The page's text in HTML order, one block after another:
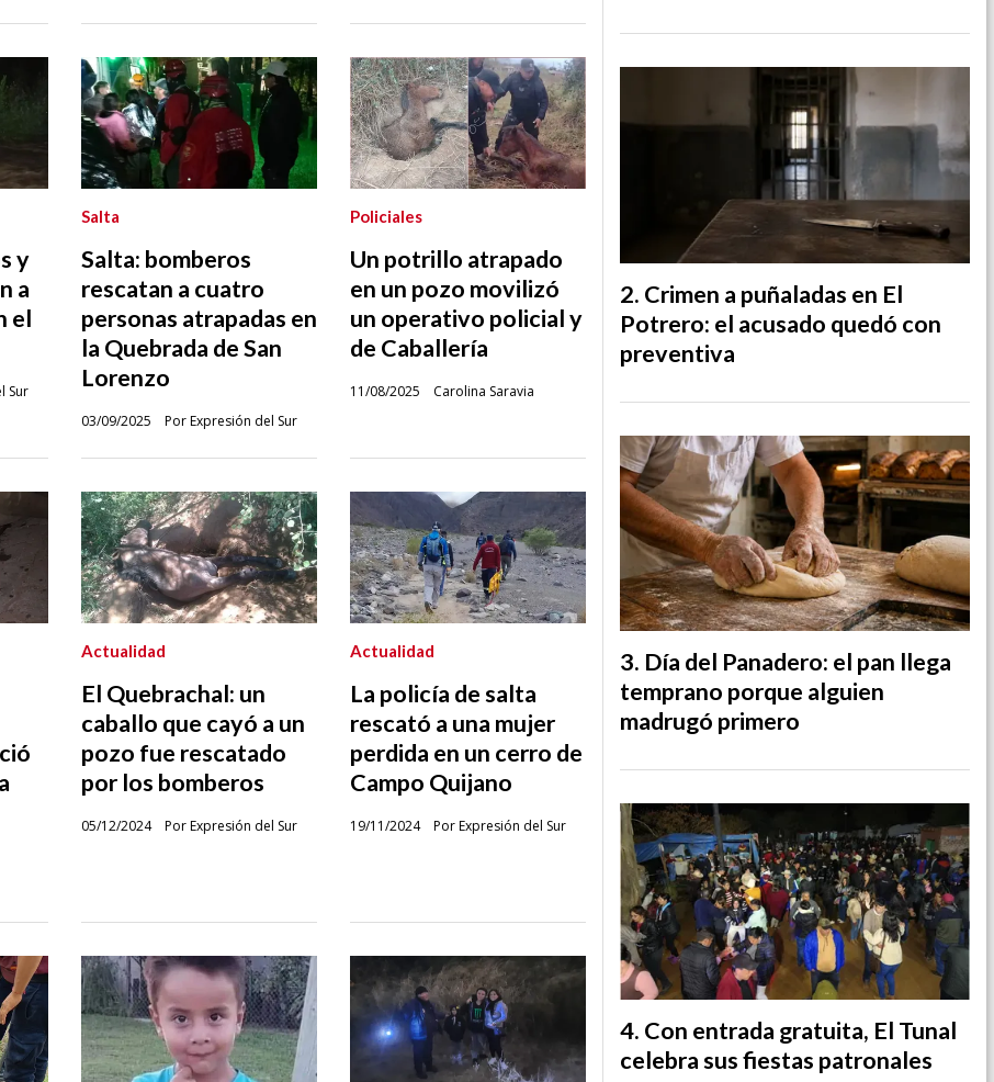
y
a
el
Sur
Salta: bomberos
rescatan a cuatro
personas atrapadas en
la Quebrada de San
Lorenzo
Por Expresión del Sur
Salta
03/09/2025
Un potrillo atrapado
en un pozo movilizó
un operativo policial y
de Caballería
Carolina Saravia
Policiales
11/08/2025
El Quebrachal: un
caballo que cayó a un
pozo fue rescatado
por los bomberos
Por Expresión del Sur
Actualidad
05/12/2024
La policía de salta
rescató a una mujer
perdida en un cerro de
Campo Quijano
Por Expresión del Sur
Actualidad
19/11/2024
Crimen a puñaladas en El
Potrero: el acusado quedó con
preventiva
Día del Panadero: el pan llega
temprano porque alguien
madrugó primero
Con entrada gratuita, El Tunal
celebra sus fiestas patronales